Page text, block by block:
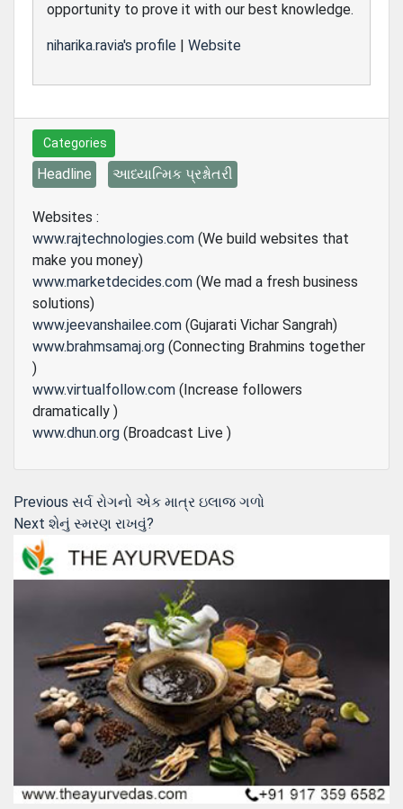
opportunity to prove it with our best knowledge.
niharika.ravia's profile | Website
Categories
Headline આધ્યાત્મિક પ્રશ્નોતરી
Websites :
www.rajtechnologies.com (We build websites that
make you money)
www.marketdecides.com (We mad a fresh business
solutions)
www.jeevanshailee.com (Gujarati Vichar Sangrah)
www.brahmsamaj.org (Connecting Brahmins together
)
www.virtualfollow.com (Increase followers
dramatically )
www.dhun.org (Broadcast Live )
Post
navigation
Previous Previous
post:
સર્વ રોગનો એક માત્ર ઇલાજ ગળો
Next Next
શેનું સ્મરણ રાખવું?